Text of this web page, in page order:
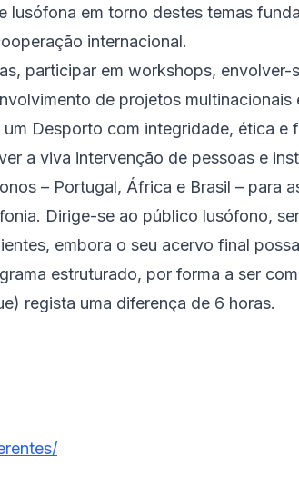
lusófona em torno destes temas
internacional.
participar em workshops,
de projetos
Desporto com integridade, ética e
a viva intervenção de pessoas e
– Portugal, África e Brasil – para
Dirige-se ao público lusófono,
embora o seu acervo final
estruturado, por forma a ser
regista uma diferença de 6 horas.